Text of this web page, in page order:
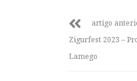
artigo
Zigurfest 2023 –
Lamego